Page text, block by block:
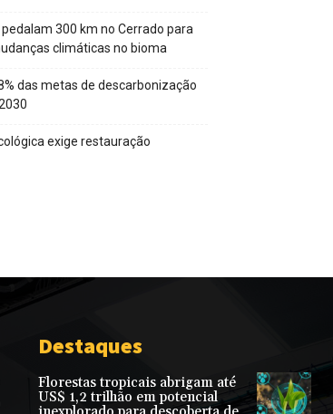
300 km no Cerrado para
climáticas no bioma
das metas de descarbonização
exige restauração
Destaques
Florestas tropicais abrigam até
US$ 1,2 trilhão em potencial